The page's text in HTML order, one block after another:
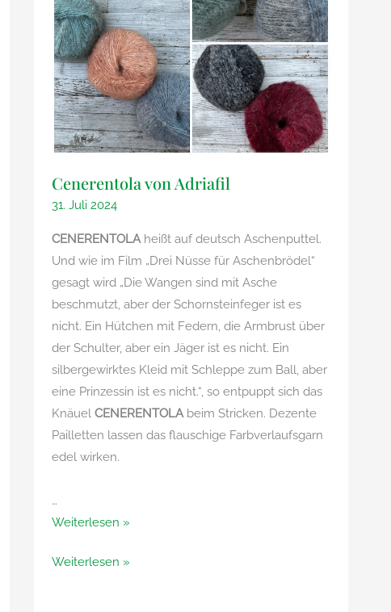
Cenerentola von Adriafil
31. Juli 2024
CENERENTOLAheißt auf deutsch Aschenputtel.
Und wie im Film „Drei Nüsse für Aschenbrödel“
gesagt wird „Die Wangen sind mit Asche
beschmutzt, aber der Schornsteinfeger ist es
nicht. Ein Hütchen mit Federn, die Armbrust über
der Schulter, aber ein Jäger ist es nicht. Ein
silbergewirktes Kleid mit Schleppe zum Ball, aber
eine Prinzessin ist es nicht.“, so entpuppt sich das
Knäuel CENERENTOLAbeim Stricken. Dezente
Pailletten lassen das flauschige Farbverlaufsgarn
edel wirken.
…
Cenerentola
Adriafil
Weiterlesen »
Cenerentola
Weiterlesen »